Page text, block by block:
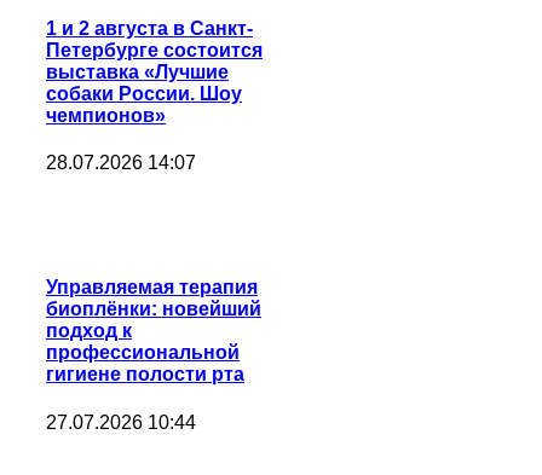
1 и 2 августа в Санкт-
Петербурге состоится
выставка «Лучшие
собаки России. Шоу
чемпионов»
28.07.2026 14:07
Управляемая терапия
биоплёнки: новейший
подход к
профессиональной
гигиене полости рта
27.07.2026 10:44